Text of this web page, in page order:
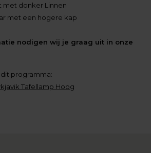
met donker Linnen
met een hogere kap
nodigen wij je graag uit in onze
programma:
Tafellamp Hoog